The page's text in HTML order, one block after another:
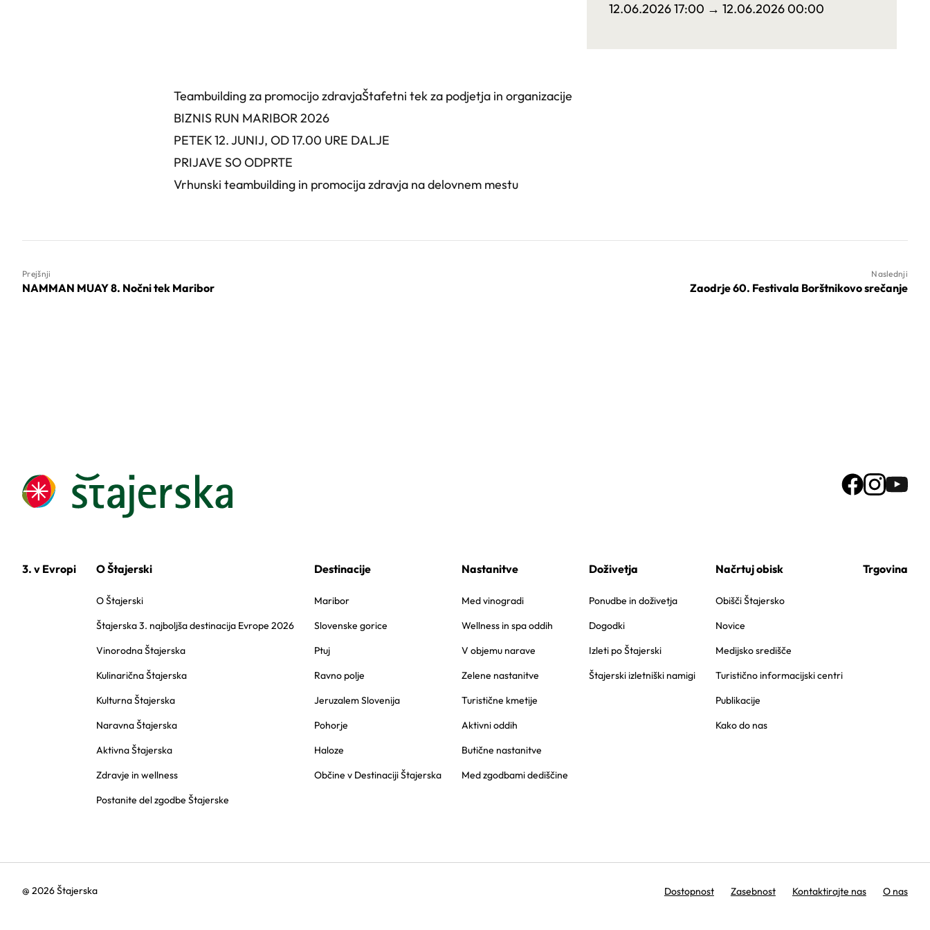
12.06.2026 17:00 → 12.06.2026 00:00
Teambuilding za promocijo zdravjaŠtafetni tek za podjetja in organizacije
BIZNIS RUN MARIBOR 2026
PETEK 12. JUNIJ, OD 17.00 URE DALJE
PRIJAVE SO ODPRTE
Vrhunski teambuilding in promocija zdravja na delovnem mestu
Prejšnji
NAMMAN MUAY 8. Nočni tek Maribor
Naslednji
Zaodrje 60. Festivala Borštnikovo srečanje
3. v Evropi O Štajerski
O Štajerski
Štajerska 3. najboljša destinacija Evrope 2026
Vinorodna Štajerska
Kulinarična Štajerska
Kulturna Štajerska
Naravna Štajerska
Aktivna Štajerska
Zdravje in wellness
Postanite del zgodbe Štajerske
Destinacije
Maribor
Slovenske gorice
Ptuj
Ravno polje
Jeruzalem Slovenija
Pohorje
Haloze
Občine v Destinaciji Štajerska
Nastanitve
Med vinogradi
Wellness in spa oddih
V objemu narave
Zelene nastanitve
Turistične kmetije
Aktivni oddih
Butične nastanitve
Med zgodbami dediščine
Doživetja
Ponudbe in doživetja
Dogodki
Izleti po Štajerski
Štajerski izletniški namigi
Načrtuj obisk
Obišči Štajersko
Novice
Medijsko središče
Turistično informacijski centri
Publikacije
Kako do nas
Trgovina
@ 2026 Štajerska Dostopnost Zasebnost Kontaktirajte nas O nas